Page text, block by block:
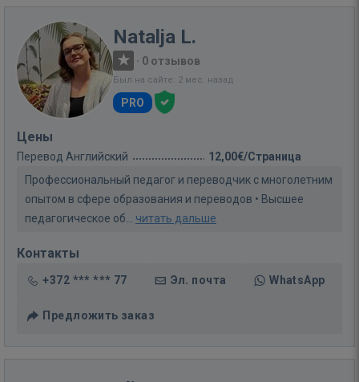
Natalja L.
· 0 отзывов
Был на сайте: 2 мес. назад
PRO
Цены
Перевод Английский
12,00€/Страница
Профессиональный педагог и переводчик с многолетним
опытом в сфере образования и переводов • Высшее
педагогическое об... читать дальше
Контакты
+372 *** *** 77 Эл. почта WhatsApp
Предложить заказ